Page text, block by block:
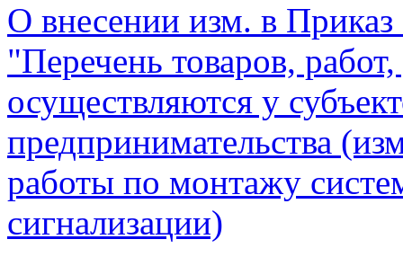
О внесении изм. в
"Перечень товаров,
осуществляются у
предпринимательства
работы по монтажу
сигнализации)